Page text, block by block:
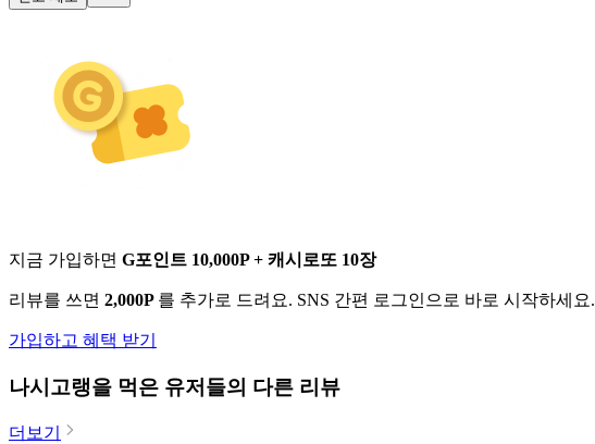
지금 가입하면 G포인트 10,000P + 캐시로또 10장
리뷰를 쓰면 2,000P 를 추가로 드려요. SNS 간편 로그인으로 바로 시작하세요.
가입하고 혜택 받기
나시고랭을 먹은 유저들의 다른 리뷰
더보기